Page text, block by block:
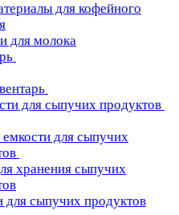
для кофейного
для молока
для сыпучих продуктов
для сыпучих
хранения сыпучих
для сыпучих продуктов